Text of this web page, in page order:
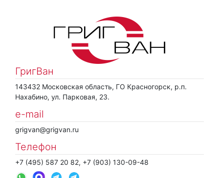
ГригВан
143432 Московская область, ГО Красногорск, р.п.
Нахабино, ул. Парковая, 23.
e-mail
grigvan@grigvan.ru
Телефон
+7 (495) 587 20 82, +7 (903) 130-09-48